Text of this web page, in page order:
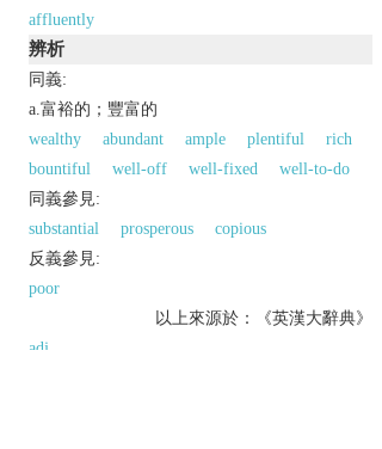
affluently
辨析
同義:
a.富裕的；豐富的
wealthy
abundant ample plentiful
rich
bountiful
well-off well-fixed
well-to-do
同義參見:
substantial
prosperous
copious
反義參見:
poor
以上來源於：《英漢大辭典》
adj.